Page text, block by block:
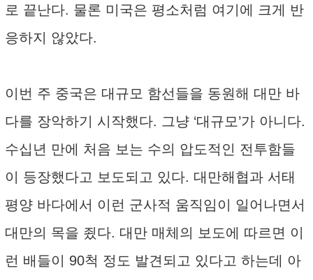
로 끝난다. 물론 미국은 평소처럼 여기에 크게 반
응하지 않았다.
이번 주 중국은 대규모 함선들을 동원해 대만 바
다를 장악하기 시작했다. 그냥 ‘대규모’가 아니다.
수십년 만에 처음 보는 수의 압도적인 전투함들
이 등장했다고 보도되고 있다. 대만해협과 서태
평양 바다에서 이런 군사적 움직임이 일어나면서
대만의 목을 죘다. 대만 매체의 보도에 따르면 이
런 배들이 90척 정도 발견되고 있다고 하는데 아